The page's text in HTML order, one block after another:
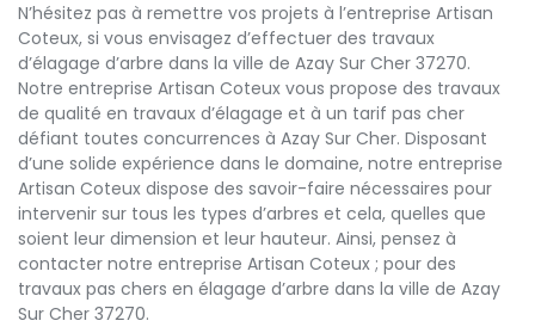
N’hésitez pas à remettre vos projets à l’entreprise Artisan
Coteux, si vous envisagez d’effectuer des travaux
d’élagage d’arbre dans la ville de Azay Sur Cher 37270.
Notre entreprise Artisan Coteux vous propose des travaux
de qualité en travaux d’élagage et à un tarif pas cher
défiant toutes concurrences à Azay Sur Cher. Disposant
d’une solide expérience dans le domaine, notre entreprise
Artisan Coteux dispose des savoir-faire nécessaires pour
intervenir sur tous les types d’arbres et cela, quelles que
soient leur dimension et leur hauteur. Ainsi, pensez à
contacter notre entreprise Artisan Coteux ; pour des
travaux pas chers en élagage d’arbre dans la ville de Azay
Sur Cher 37270.